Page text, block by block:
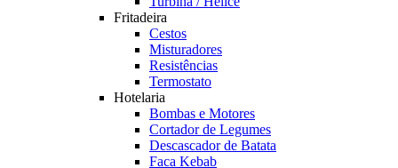
Fritadeira
Cestos
Misturadores
Resistências
Termostato
Hotelaria
Bombas e Motores
Cortador de Legumes
Descascador de Batata
Faca Kebab